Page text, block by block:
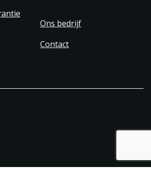
Ons bedrijf
Contact